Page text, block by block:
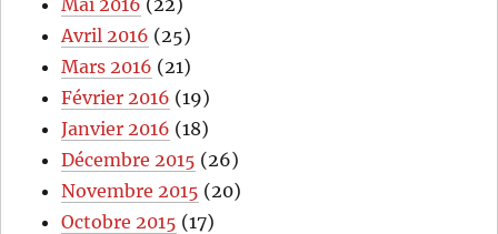
Avril 2016 (25)
Mars 2016 (21)
Février 2016 (19)
Janvier 2016 (18)
Décembre 2015 (26)
Novembre 2015 (20)
Octobre 2015 (17)